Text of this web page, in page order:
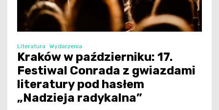
Literatura Wydarzenia
Kraków w październiku: 17.
Festiwal Conrada z gwiazdami
literatury pod hasłem
„Nadzieja radykalna”